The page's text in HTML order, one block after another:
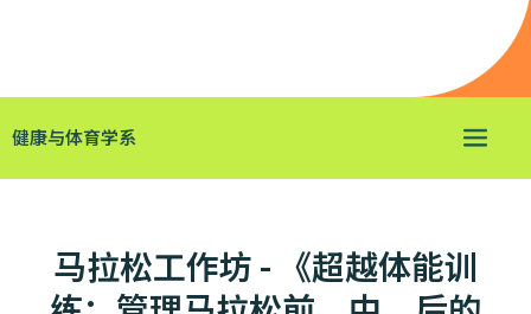
健康与体育学系
马拉松工作坊 - 《超越体能训